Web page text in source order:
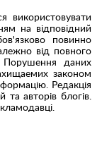
використовувати
на відповідний
повинно
від повного
Порушення даних
законом
Редакція
авторів блогів.